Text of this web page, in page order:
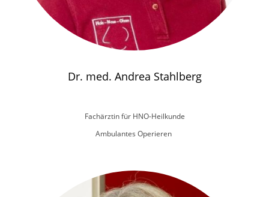
Dr. med. Andrea Stahlberg
Fachärztin für HNO-Heilkunde
Ambulantes Operieren